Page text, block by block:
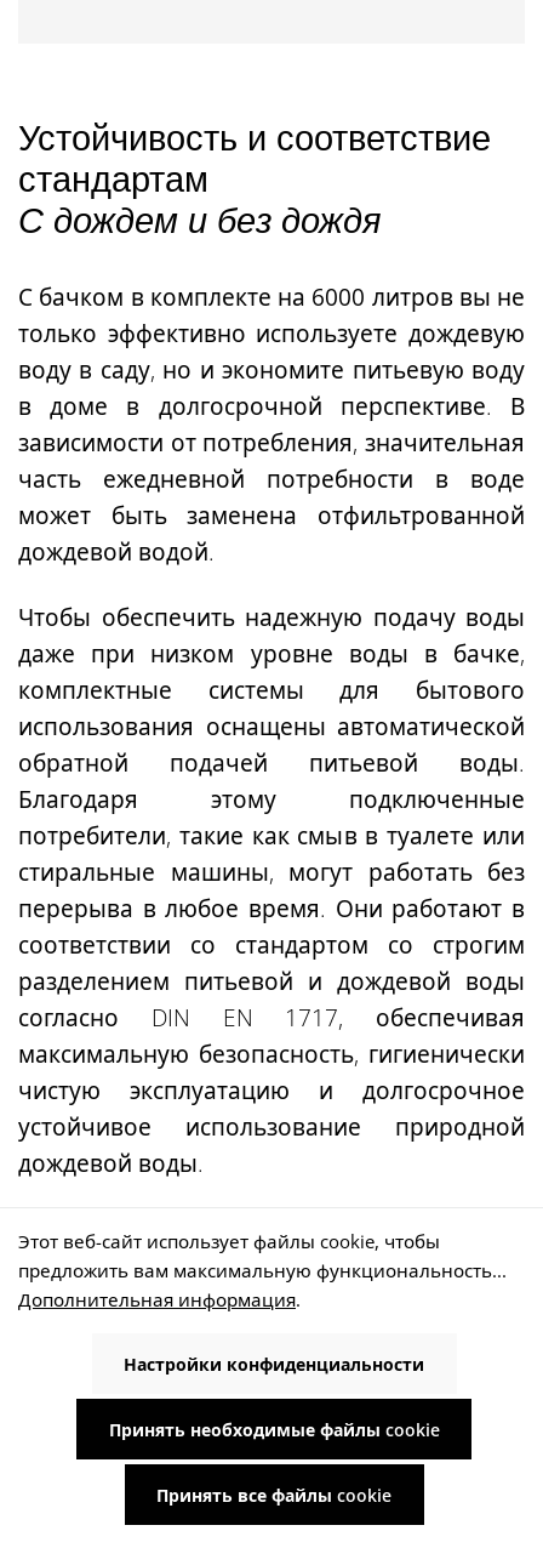
Устойчивость и соответствие
стандартам
С дождем и без дождя
С бачком в комплекте на 6000 литров вы не
только эффективно используете дождевую
воду в саду, но и экономите питьевую воду
в доме в долгосрочной перспективе. В
зависимости от потребления, значительная
часть ежедневной потребности в воде
может быть заменена отфильтрованной
дождевой водой.
Чтобы обеспечить надежную подачу воды
даже при низком уровне воды в бачке,
комплектные системы для бытового
использования оснащены автоматической
обратной подачей питьевой воды.
Благодаря этому подключенные
потребители, такие как смыв в туалете или
стиральные машины, могут работать без
перерыва в любое время. Они работают в
соответствии со стандартом со строгим
разделением питьевой и дождевой воды
согласно DIN EN 1717, обеспечивая
максимальную безопасность, гигиенически
чистую эксплуатацию и долгосрочное
устойчивое использование природной
дождевой воды.
Собирайте дождевую воду
с наборами от WISY
Полные бачки WISY объемом 6000 литров
предназначены дляэффективного сбора
Этот веб-сайт использует файлы cookie, чтобы
предложить вам максимальную функциональность...
Дополнительная информация.
Настройки конфиденциальности
Принять необходимые файлы cookie
Принять все файлы cookie